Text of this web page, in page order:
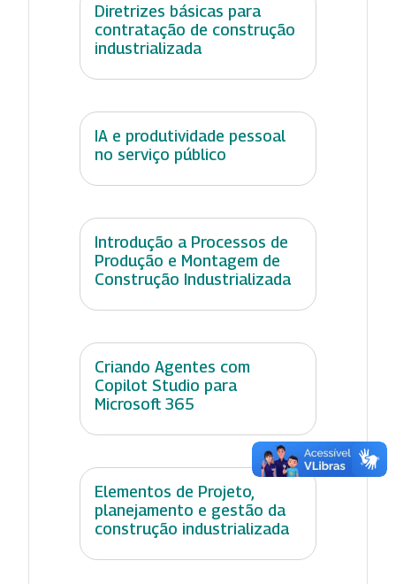
Diretrizes básicas para
contratação de construção
industrializada
IA e produtividade pessoal
no serviço público
Introdução a Processos de
Produção e Montagem de
Construção Industrializada
Criando Agentes com
Copilot Studio para
Microsoft 365
Elementos de Projeto,
planejamento e gestão da
construção industrializada